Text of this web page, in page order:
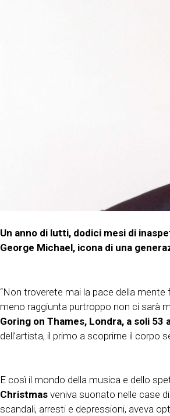
Un anno di lutti, dodici mesi di
George Michael, icona di una
“Non troverete mai la pace della
meno raggiunta purtroppo non ci sarà
Goring on Thames, Londra, a soli 53
dell’artista, il primo a scoprirne il corpo
E così il mondo della musica e dello
Christmas veniva suonato nelle case
scandali, arresti e depressioni, aveva